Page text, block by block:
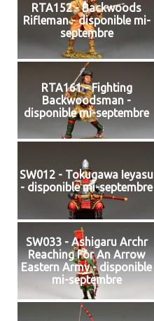
RTA152 - Backwoods
Rifleman - disponible mi-
septembre
RTA161 - Fighting
Backwoodsman -
disponible mi-septembre
SW012 - Tokugawa Ieyasu
- disponible mi-septembre
SW033 - Ashigaru Archr
Reaching For An Arrow
Eastern Army - disponible
mi-septembre